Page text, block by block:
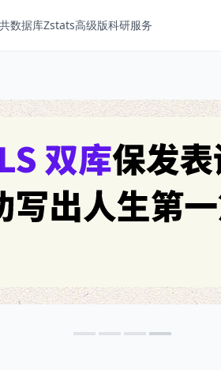
数据库Zstats高级版科研服务